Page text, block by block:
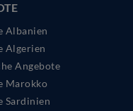
Albanien
Algerien
Angebote
Marokko
Sardinien